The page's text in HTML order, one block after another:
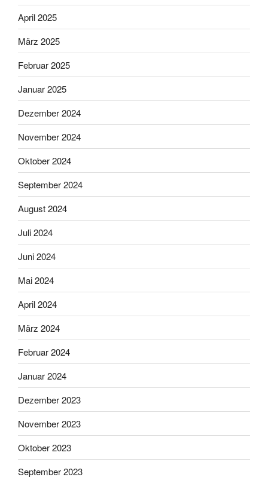
April 2025
März 2025
Februar 2025
Januar 2025
Dezember 2024
November 2024
Oktober 2024
September 2024
August 2024
Juli 2024
Juni 2024
Mai 2024
April 2024
März 2024
Februar 2024
Januar 2024
Dezember 2023
November 2023
Oktober 2023
September 2023